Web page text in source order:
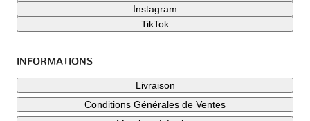
Instagram
TikTok
INFORMATIONS
Livraison
Conditions Générales de Ventes